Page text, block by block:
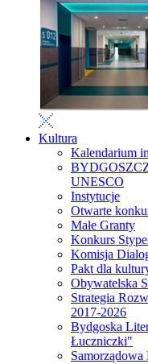
Kultura
Kalendarium
UNESCO
Instytucje
Otwarte
Małe Granty
Konkurs
Komisja
Pakt dla
Obywatelska
Strategia
2017-2026
Bydgoska
Łuczniczki"